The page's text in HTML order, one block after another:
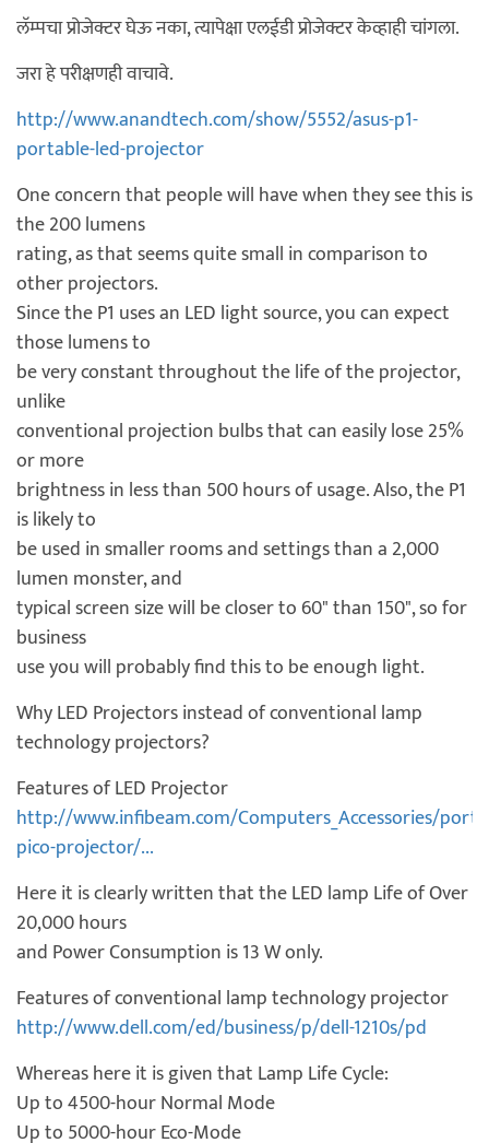
लॅम्पचा प्रोजेक्टर घेऊ नका, त्यापेक्षा एलईडी प्रोजेक्टर केव्हाही चांगला.
जरा हे परीक्षणही वाचावे.
http://www.anandtech.com/show/5552/asus-p1-
portable-led-projector
One concern that people will have when they see this is
the 200 lumens
rating, as that seems quite small in comparison to
other projectors.
Since the P1 uses an LED light source, you can expect
those lumens to
be very constant throughout the life of the projector,
unlike
conventional projection bulbs that can easily lose 25%
or more
brightness in less than 500 hours of usage. Also, the P1
is likely to
be used in smaller rooms and settings than a 2,000
lumen monster, and
typical screen size will be closer to 60" than 150", so for
business
use you will probably find this to be enough light.
Why LED Projectors instead of conventional lamp
technology projectors?
Features of LED Projector
http://www.infibeam.com/Computers_Accessories/
pico-projector/...
Here it is clearly written that the LED lamp Life of Over
20,000 hours
and Power Consumption is 13 W only.
Features of conventional lamp technology projector
http://www.dell.com/ed/business/p/dell-1210s/pd
Whereas here it is given that Lamp Life Cycle:
Up to 4500-hour Normal Mode
Up to 5000-hour Eco-Mode